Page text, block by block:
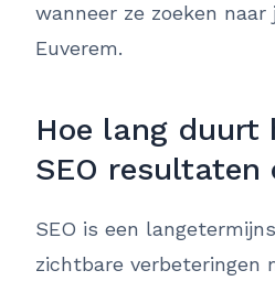
wanneer ze zoeken
Euverem.
Hoe lang duurt
SEO resultaten
SEO is een
zichtbare verbeteringen